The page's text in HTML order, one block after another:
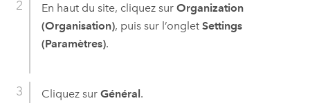
En haut du site, cliquez sur Organization
(Organisation), puis sur l’onglet Settings
(Paramètres).
Cliquez sur Général.